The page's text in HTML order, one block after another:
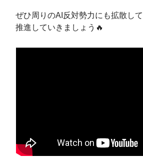
ぜひ周りのAI反対勢力にも拡散し
推進していきましょう🔥